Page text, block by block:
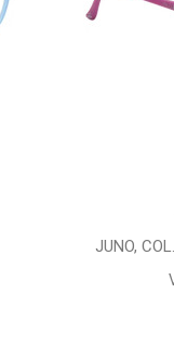
JUNO,